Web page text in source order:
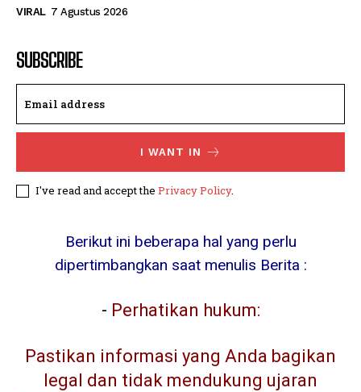
VIRAL 7 Agustus 2026
SUBSCRIBE
I WANT IN
I've read and accept the Privacy Policy.
Berikut ini beberapa hal yang perlu
dipertimbangkan saat menulis Berita :
- Perhatikan hukum:
Pastikan informasi yang Anda bagikan
legal dan tidak mendukung ujaran